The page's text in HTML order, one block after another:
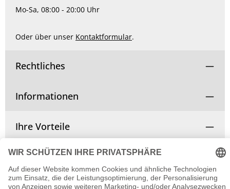
Mo-Sa, 08:00 - 20:00 Uhr
Oder über unser Kontaktformular.
Rechtliches
Informationen
Ihre Vorteile
Vertrag widerrufen